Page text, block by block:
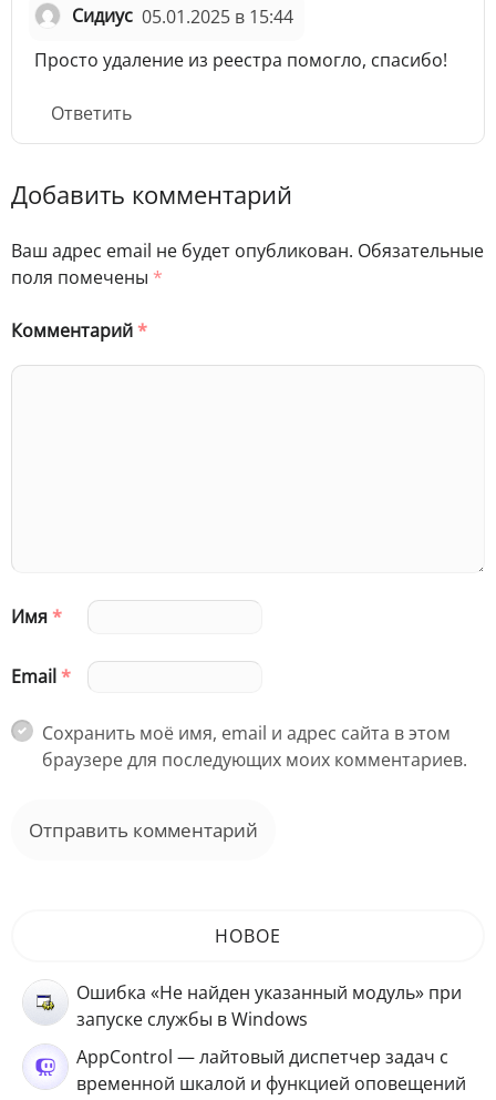
Сидиус 05.01.2025 в 15:44
Просто удаление из реестра помогло, спасибо!
Ответить
Добавить комментарий
Ваш адрес email не будет опубликован. Обязательные
поля помечены *
Комментарий*
Имя*
Email*
Сохранить моё имя, email и адрес сайта в этом
браузере для последующих моих комментариев.
НОВОЕ
Ошибка «Не найден указанный модуль» при
запуске службы в Windows
AppControl — лайтовый диспетчер задач с
временной шкалой и функцией оповещений